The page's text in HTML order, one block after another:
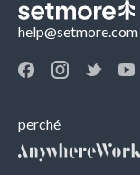
help@setmore.com
perché